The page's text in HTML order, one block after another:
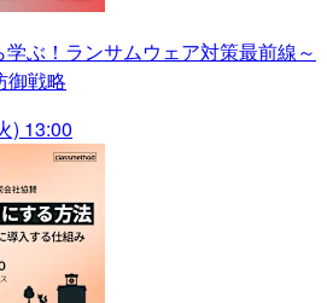
学ぶ！ランサムウェア対策最前線～
御戦略
) 13:00